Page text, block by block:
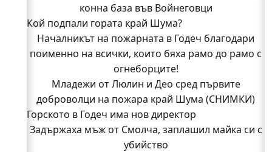
Младежи от Люлин и Део сред първите
доброволци на пожара край Шума (СНИМКИ)
Началникът на пожарната в Годеч благодари
поименно на всички, които бяха рамо до рамо с
огнеборците!
150 декара гори, треви и храсти изгоряха край
Годеч, десетки доброволци се хвърлиха в
битката с огъня (СНИМКИ/ВИДЕО)
Полицията влиза в селата
Възможни са прекъсвания на тока утре в части
конна база във Войнеговци
Кой подпали гората край Шума?
Началникът на пожарната в Годеч благодари
поименно на всички, които бяха рамо до рамо с
огнеборците!
Младежи от Люлин и Део сред първите
доброволци на пожара край Шума (СНИМКИ)
Горското в Годеч има нов директор
Задържаха мъж от Смолча, заплашил майка си с
убийство